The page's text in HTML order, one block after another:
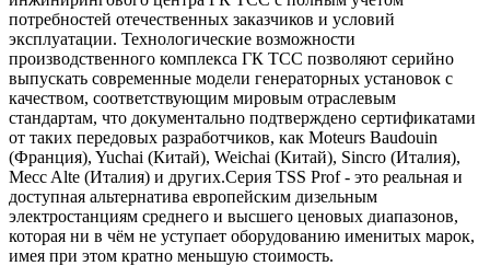
потребностей отечественных заказчиков и условий
эксплуатации. Технологические возможности
производственного комплекса ГК ТСС позволяют серийно
выпускать современные модели генераторных установок с
качеством, соответствующим мировым отраслевым
стандартам, что документально подтверждено сертификатами
от таких передовых разработчиков, как Moteurs Baudouin
(Франция), Yuchai (Китай), Weichai (Китай), Sincro (Италия),
Mecc Alte (Италия) и других.Серия TSS Prof - это реальная и
доступная альтернатива европейским дизельным
электростанциям среднего и высшего ценовых диапазонов,
которая ни в чём не уступает оборудованию именитых марок,
имея при этом кратно меньшую стоимость.